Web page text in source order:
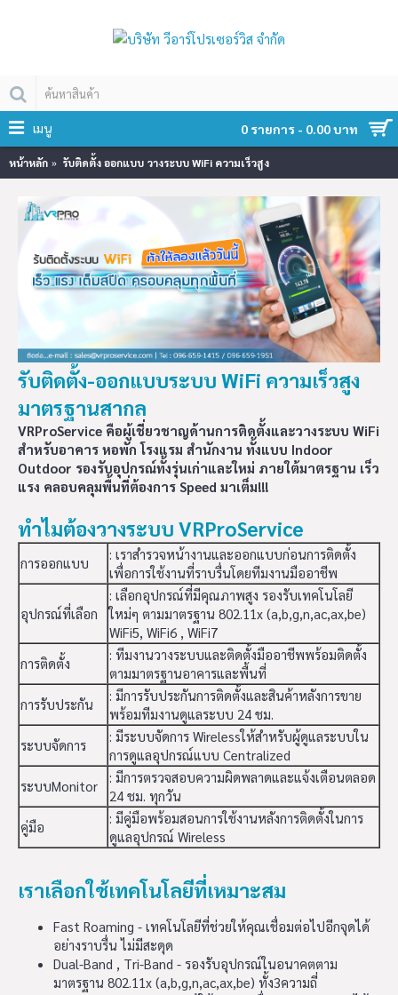
0 รายการ - 0.00 บาท
เมนู
หน้าหลัก รับติดตั้ง ออกแบบ วางระบบ WiFi ความเร็วสูง
รับติดตั้ง-ออกแบบระบบ WiFi ความเร็วสูง
มาตรฐานสากล
VRProService คือผู้เชี่ยวชาญด้านการติดตั้งและวางระบบ WiFi
สำหรับอาคาร หอพัก โรงแรม สำนักงาน ทั้งแบบ Indoor
Outdoor รองรับอุปกรณ์ทั้งรุ่นเก่าและใหม่ ภายใต้มาตรฐาน เร็ว
แรง คลอบคลุมพื้นที่ต้องการ Speed มาเต็ม!!!
ทำไมต้องวางระบบ VRProService
การออกแบบ
: เราสำรวจหน้างานและออกแบบก่อนการติดตั้ง
เพื่อการใช้งานที่ราบรื่นโดยทีมงานมืออาชีพ
อุปกรณ์ที่เลือก
: เลือกอุปกรณ์ที่มีคุณภาพสูง รองรับเทคโนโลยี
ใหม่ๆ ตามมาตรฐาน 802.11x (a,b,g,n,ac,ax,be)
WiFi5, WiFi6 , WiFi7
การติดตั้ง
: ทีมงานวางระบบและติดตั้งมืออาชีพพร้อมติดตั้ง
ตามมาตรฐานอาคารและพื้นที่
การรับประกัน
: มีการรับประกันการติดตั้งและสินค้าหลังการขาย
พร้อมทีมงานดูแลระบบ 24 ชม.
ระบบจัดการ
: มีระบบจัดการ Wirelessให้สำหรับผู้ดูแลระบบใน
การดูแลอุปกรณ์แบบ Centralized
ระบบMonitor
: มีการตรวจสอบความผิดพลาดและแจ้งเตือนตลอด
24 ชม. ทุกวัน
คู่มือ
: มีคู่มือพร้อมสอนการใช้งานหลังการติดตั้งในการ
ดูแลอุปกรณ์ Wireless
เราเลือกใช้เทคโนโลยีที่เหมาะสม
Fast Roaming - เทคโนโลยีที่ช่วยให้คุณเชื่อมต่อไปอีกจุดได้
อย่างราบรื่น ไม่มีสะดุด
Dual-Band , Tri-Band - รองรับอุปกรณ์ในอนาคตตาม
มาตรฐาน 802.11x (a,b,g,n,ac,ax,be) ทั้ง3ความถี่